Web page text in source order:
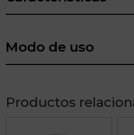
Modo de uso
Productos